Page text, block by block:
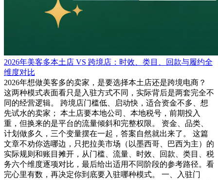
2026年美客多本土店 VS 跨境店：时效、类目、回款与履约全
维度对比
2026年想做美客多的卖家，是要选择本土店还是跨境电商？
这两种模式表面看只是入驻方式不同，实际背后是两套完全不
同的经营逻辑。 跨境店门槛低、启动快，适合资金不多、想
先试水的卖家； 本土店要本地公司、本地税号，前期投入
重，但换来的是平台的流量倾斜和完整权限。 资金、品类、
计划做多久，三个变量摆在一起，答案自然就出来了。 这篇
文章不劝你选哪边，只把拉美市场（以墨西哥、巴西为主）的
实际规则和账目摊开，从门槛、流量、时效、回款、类目、税
务六个维度逐项对比，最后给出适用不同阶段的参考路径。看
完心里有数，再决定你到底要入驻哪种模式。 一、入驻门